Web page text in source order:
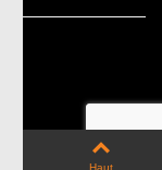
fermer
Haut